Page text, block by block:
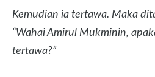
Kemudian ia tertawa. Maka
“Wahai Amirul Mukminin,
tertawa?”